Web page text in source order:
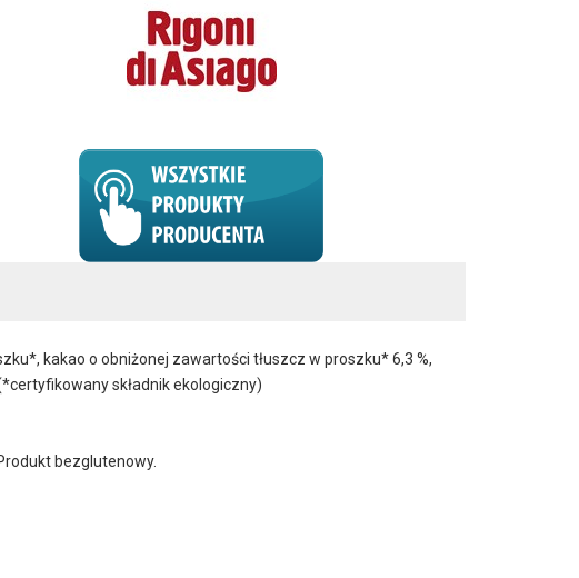
kakao o obniżonej zawartości tłuszcz w proszku* 6,3 %,
składnik ekologiczny)
bezglutenowy.